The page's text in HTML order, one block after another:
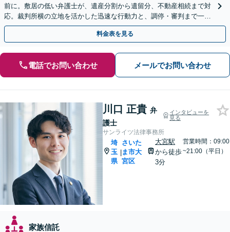
前に。敷居の低い弁護士が、遺産分割から遺留分、不動産相続まで対
応。裁判所横の立地を活かした迅速な行動力と、調停・審判まで一貫
対応できるのが強みです。埼玉県内出張も可能です。
料金表を見る
電話でお問い合わせ メールでお問い合わせ
川口 正貴 弁
護士
インタビューを
見る
サンライツ法律事務所
埼
玉
県
|
さいた
ま市大
宮区
大宮駅
から徒歩
3分
営業時間：09:00
~21:00（平日）
家族信託